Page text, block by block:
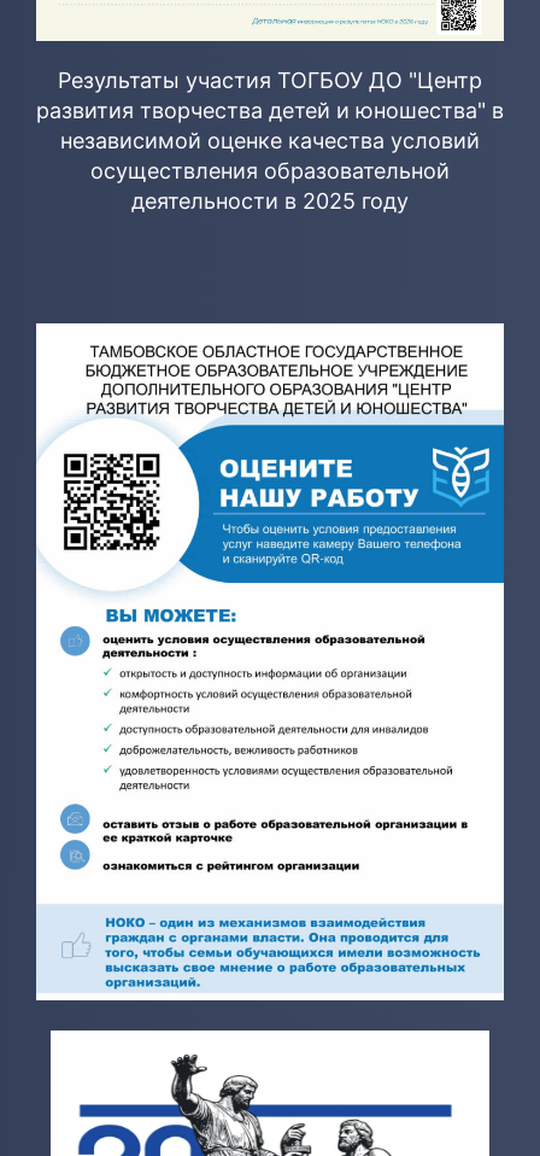
Результаты участия ТОГБОУ ДО "Центр
развития творчества детей и юношества" в
независимой оценке качества условий
осуществления образовательной
деятельности в 2025 году